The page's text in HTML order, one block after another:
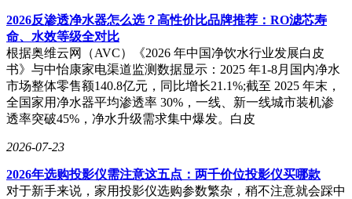
2026反渗透净水器怎么选？高性价比品牌推荐：RO滤芯寿
命、水效等级全对比
根据奥维云网（AVC）《2026 年中国净饮水行业发展白皮
书》与中怡康家电渠道监测数据显示：2025 年1-8月国内净水
市场整体零售额140.8亿元，同比增长21.1%;截至 2025 年末，
全国家用净水器平均渗透率 30%，一线、新一线城市装机渗
透率突破45%，净水升级需求集中爆发。白皮
2026-07-23
2026年选购投影仪需注意这五点：两千价位投影仪买哪款
对于新手来说，家用投影仪选购参数繁杂，稍不注意就会踩中